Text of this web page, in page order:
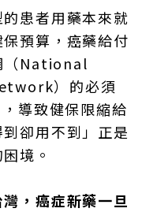
患者用藥本來就
預算，癌藥給付
（National
）的必須
導致健保限縮給
卻用不到」正是
境。
，癌症新藥一旦